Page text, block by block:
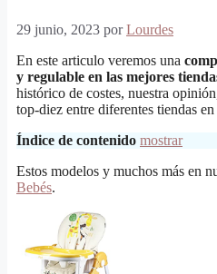
29 junio, 2023 porLourdes
En este articulo veremos una
y regulable en las mejores
histórico de costes, nuestra
top-diez entre diferentes tiendas
Índice de contenido mostrar
Estos modelos y muchos más en
Bebés.